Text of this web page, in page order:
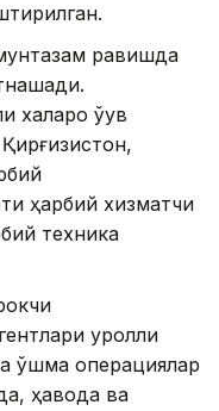
равишда
ўқув
ҳарбий хизматчи
техника
қуролли
қўшма операциялар
ҳавода ва